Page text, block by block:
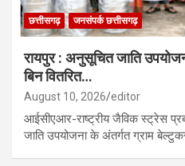
छत्तीसगढ़ जनसंपर्क छत्तीसगढ़
रायपुर : अनुसूचित जाति
बिन वितरित…
August 10, 2026 editor
आईसीएआर-राष्ट्रीय जैविक स्ट्रेस
जाति उपयोजना के अंतर्गत ग्राम